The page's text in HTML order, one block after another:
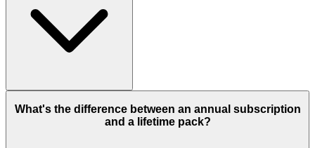
What's the difference between an annual subscription
and a lifetime pack?